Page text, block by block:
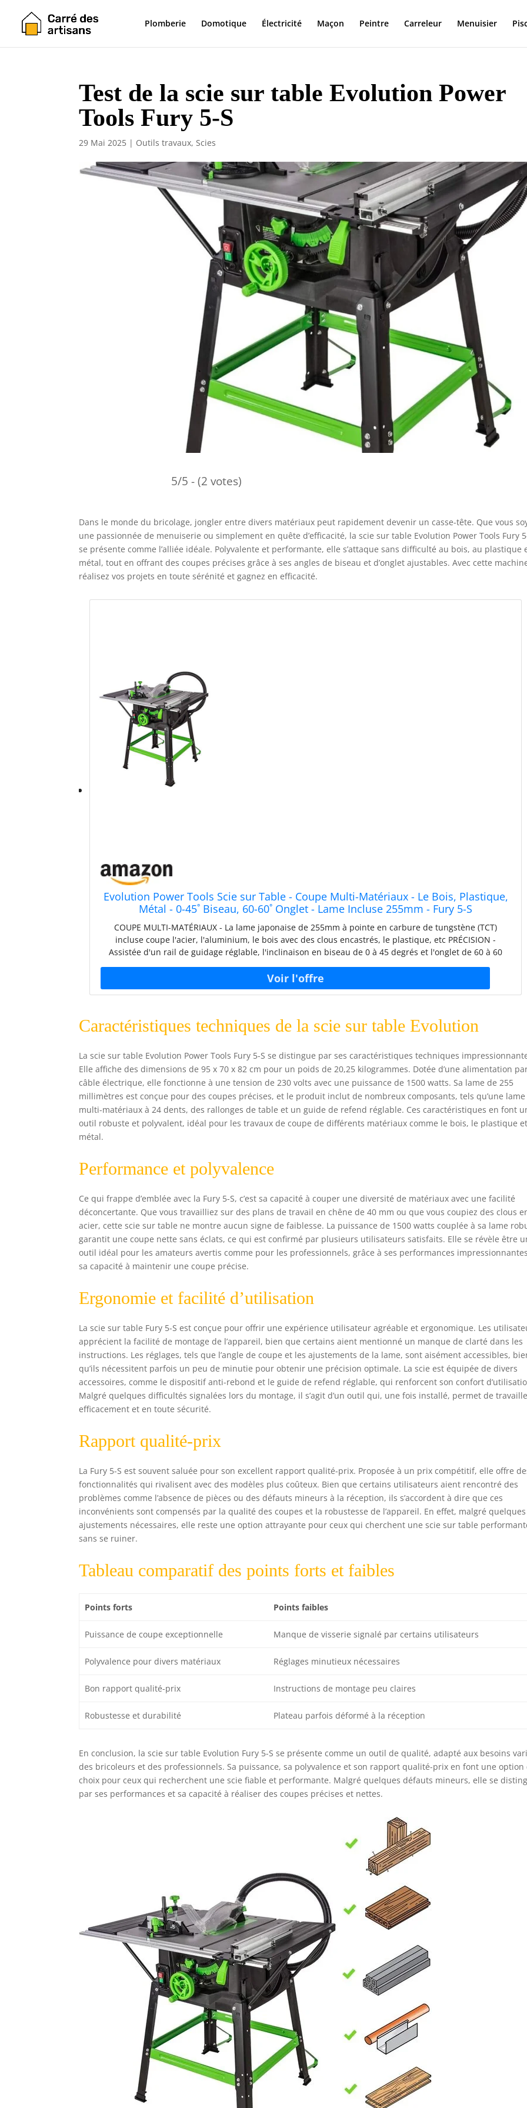
Plomberie Domotique Électricité Maçon Peintre Carreleur Menuisier
Test de la scie sur table Evolution Power
Tools Fury 5-S
29 Mai 2025 | Outils travaux,Scies
5/5 - (2 votes)
Dans le monde du bricolage, jongler entre divers matériaux peut rapidement devenir un casse-tête. Que vous
une passionnée de menuiserie ou simplement en quête d’efficacité, la scie sur table Evolution Power Tools Fury
se présente comme l’alliée idéale. Polyvalente et performante, elle s’attaque sans difficulté au bois, au plastique
métal, tout en offrant des coupes précises grâce à ses angles de biseau et d’onglet ajustables. Avec cette
réalisez vos projets en toute sérénité et gagnez en efficacité.
Evolution Power Tools Scie sur Table - Coupe Multi-Matériaux - Le Bois, Plastique,
Métal - 0-45˚ Biseau, 60-60˚ Onglet - Lame Incluse 255mm - Fury 5-S
COUPE MULTI-MATÉRIAUX - La lame japonaise de 255mm à pointe en carbure de tungstène (TCT)
incluse coupe l'acier, l'aluminium, le bois avec des clous encastrés, le plastique, etc PRÉCISION -
Assistée d'un rail de guidage réglable, l'inclinaison en biseau de 0 à 45 degrés et l'onglet de 60 à 60
degrés couvrent tous les angles de coupe courants, pour des coupes précises à chaque fois GARANTIE
- 3 ans, la meilleure de sa catégorie, garantie incluse et technologie Power Protect PUISSANT - la boîte
de vitesses et le système de lames optimisés de 1500 W augmentent la durée de vie du moteur et des
construction sur le chantier RÉGLABLE - La capacité de coupe en biseau jusqu'à 45° et en onglet
jusqu'à 60° peut être ajustée avec précision et facilité. La profondeur de la lame peut être réglée sur
une plage de 80 mm de hauteur CARACTÉRISTIQUES - Ports anti-poussière intégrés, guide de mesure
parallèle pour le guide longitudinal et le rail, guide d'angle et pousseur de matériau
Caractéristiques techniques de la scie sur table Evolution
La scie sur table Evolution Power Tools Fury 5-S se distingue par ses caractéristiques techniques
Elle affiche des dimensions de 95 x 70 x 82 cm pour un poids de 20,25 kilogrammes. Dotée d’une alimentation
câble électrique, elle fonctionne à une tension de 230 volts avec une puissance de 1500 watts. Sa lame de 255
millimètres est conçue pour des coupes précises, et le produit inclut de nombreux composants, tels qu’une lame
multi-matériaux à 24 dents, des rallonges de table et un guide de refend réglable. Ces caractéristiques en font
outil robuste et polyvalent, idéal pour les travaux de coupe de différents matériaux comme le bois, le plastique
métal.
Performance et polyvalence
Ce qui frappe d’emblée avec la Fury 5-S, c’est sa capacité à couper une diversité de matériaux avec une facilité
déconcertante. Que vous travailliez sur des plans de travail en chêne de 40 mm ou que vous coupiez des clous
acier, cette scie sur table ne montre aucun signe de faiblesse. La puissance de 1500 watts couplée à sa lame
garantit une coupe nette sans éclats, ce qui est confirmé par plusieurs utilisateurs satisfaits. Elle se révèle être
outil idéal pour les amateurs avertis comme pour les professionnels, grâce à ses performances
sa capacité à maintenir une coupe précise.
Ergonomie et facilité d’utilisation
La scie sur table Fury 5-S est conçue pour offrir une expérience utilisateur agréable et ergonomique. Les
apprécient la facilité de montage de l’appareil, bien que certains aient mentionné un manque de clarté dans les
instructions. Les réglages, tels que l’angle de coupe et les ajustements de la lame, sont aisément accessibles,
qu’ils nécessitent parfois un peu de minutie pour obtenir une précision optimale. La scie est équipée de divers
accessoires, comme le dispositif anti-rebond et le guide de refend réglable, qui renforcent son confort
Malgré quelques difficultés signalées lors du montage, il s’agit d’un outil qui, une fois installé, permet de
efficacement et en toute sécurité.
Rapport qualité-prix
La Fury 5-S est souvent saluée pour son excellent rapport qualité-prix. Proposée à un prix compétitif, elle offre
fonctionnalités qui rivalisent avec des modèles plus coûteux. Bien que certains utilisateurs aient rencontré des
problèmes comme l’absence de pièces ou des défauts mineurs à la réception, ils s’accordent à dire que ces
inconvénients sont compensés par la qualité des coupes et la robustesse de l’appareil. En effet, malgré quelques
ajustements nécessaires, elle reste une option attrayante pour ceux qui cherchent une scie sur table
sans se ruiner.
Tableau comparatif des points forts et faibles
Points forts Points faibles
Puissance de coupe exceptionnelle Manque de visserie signalé par certains utilisateurs
Polyvalence pour divers matériaux Réglages minutieux nécessaires
Bon rapport qualité-prix Instructions de montage peu claires
Robustesse et durabilité Plateau parfois déformé à la réception
En conclusion, la scie sur table Evolution Fury 5-S se présente comme un outil de qualité, adapté aux besoins
des bricoleurs et des professionnels. Sa puissance, sa polyvalence et son rapport qualité-prix en font une option
choix pour ceux qui recherchent une scie fiable et performante. Malgré quelques défauts mineurs, elle se
par ses performances et sa capacité à réaliser des coupes précises et nettes.